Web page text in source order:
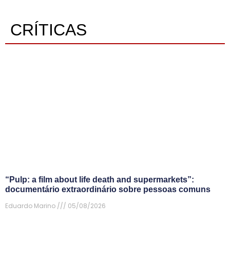
CRÍTICAS
“Pulp: a film about life death and supermarkets”:
documentário extraordinário sobre pessoas comuns
Eduardo Marino
05/08/2026